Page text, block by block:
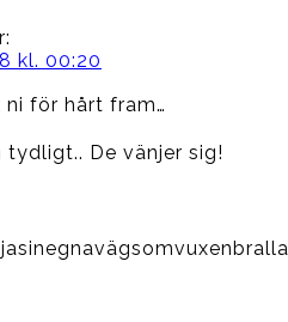
kl. 00:20
ni för hårt fram…
tydligt.. De vänjer sig!